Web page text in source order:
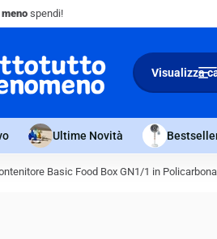
meno spendi!
Visualizza
Ultime Novità
Basic Food Box GN1/1 in